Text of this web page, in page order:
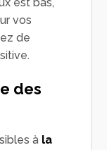
vos
de
des
à la